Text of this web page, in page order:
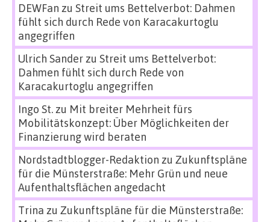
DEWFan zu Streit ums Bettelverbot: Dahmen
fühlt sich durch Rede von Karacakurtoglu
angegriffen
Ulrich Sanderzu Streit ums Bettelverbot:
Dahmen fühlt sich durch Rede von
Karacakurtoglu angegriffen
Ingo St.zu Mit breiter Mehrheit fürs
Mobilitätskonzept: Über Möglichkeiten der
Finanzierung wird beraten
Nordstadtblogger-Redaktion zu Zukunftspläne
für die Münsterstraße: Mehr Grün und neue
Aufenthaltsflächen angedacht
Trina zu Zukunftspläne für die Münsterstraße: